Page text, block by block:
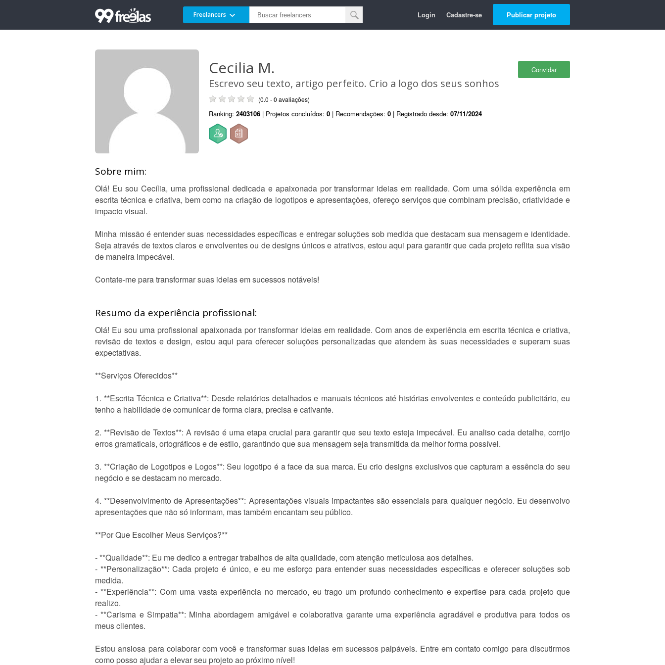
Freelancers Login Cadastre-se Publicar projeto
Convidar
Cecilia M.
Escrevo seu texto, artigo perfeito. Crio a logo dos seus sonhos
(0.0 - 0 avaliações)
Ranking: 2403106 | Projetos concluídos: 0 | Recomendações: 0 | Registrado desde: 07/11/2024
Sobre mim:
Olá! Eu sou Cecília, uma profissional dedicada e apaixonada por transformar ideias em realidade. Com uma sólida experiência em
escrita técnica e criativa, bem como na criação de logotipos e apresentações, ofereço serviços que combinam precisão, criatividade e
impacto visual.
Minha missão é entender suas necessidades específicas e entregar soluções sob medida que destacam sua mensagem e identidade.
Seja através de textos claros e envolventes ou de designs únicos e atrativos, estou aqui para garantir que cada projeto reflita sua visão
de maneira impecável.
Contate-me para transformar suas ideias em sucessos notáveis!
Resumo da experiência profissional:
Olá! Eu sou uma profissional apaixonada por transformar ideias em realidade. Com anos de experiência em escrita técnica e criativa,
revisão de textos e design, estou aqui para oferecer soluções personalizadas que atendem às suas necessidades e superam suas
expectativas.
**Serviços Oferecidos**
1. **Escrita Técnica e Criativa**: Desde relatórios detalhados e manuais técnicos até histórias envolventes e conteúdo publicitário, eu
tenho a habilidade de comunicar de forma clara, precisa e cativante.
2. **Revisão de Textos**: A revisão é uma etapa crucial para garantir que seu texto esteja impecável. Eu analiso cada detalhe, corrijo
erros gramaticais, ortográficos e de estilo, garantindo que sua mensagem seja transmitida da melhor forma possível.
3. **Criação de Logotipos e Logos**: Seu logotipo é a face da sua marca. Eu crio designs exclusivos que capturam a essência do seu
negócio e se destacam no mercado.
4. **Desenvolvimento de Apresentações**: Apresentações visuais impactantes são essenciais para qualquer negócio. Eu desenvolvo
apresentações que não só informam, mas também encantam seu público.
**Por Que Escolher Meus Serviços?**
- **Qualidade**: Eu me dedico a entregar trabalhos de alta qualidade, com atenção meticulosa aos detalhes.
- **Personalização**: Cada projeto é único, e eu me esforço para entender suas necessidades específicas e oferecer soluções sob
medida.
- **Experiência**: Com uma vasta experiência no mercado, eu trago um profundo conhecimento e expertise para cada projeto que
realizo.
- **Carisma e Simpatia**: Minha abordagem amigável e colaborativa garante uma experiência agradável e produtiva para todos os
meus clientes.
Estou ansiosa para colaborar com você e transformar suas ideias em sucessos palpáveis. Entre em contato comigo para discutirmos
como posso ajudar a elevar seu projeto ao próximo nível!